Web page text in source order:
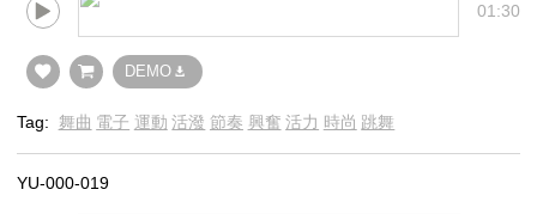
01:30
DEMO
Tag: 舞曲 電子 運動 活潑 節奏 興奮 活力 時尚 跳舞
YU-000-019